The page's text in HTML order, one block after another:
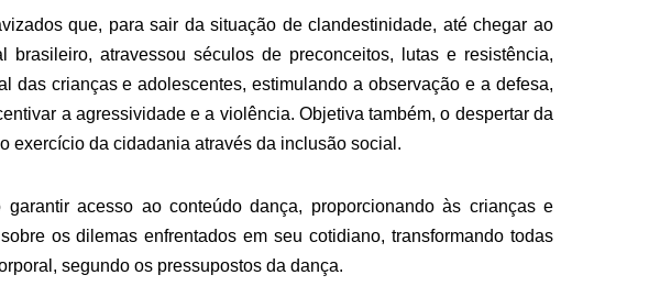
que, para sair da situação de clandestinidade, até chegar ao
brasileiro, atravessou séculos de preconceitos, lutas e resistência,
das crianças e adolescentes, estimulando a observação e a defesa,
a agressividade e a violência. Objetiva também, o despertar da
exercício da cidadania através da inclusão social.
acesso ao conteúdo dança, proporcionando às crianças e
os dilemas enfrentados em seu cotidiano, transformando todas
segundo os pressupostos da dança.